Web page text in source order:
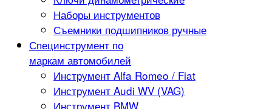
Наборы инструментов
Съемники подшипников ручные
Специнструмент по
маркам автомобилей
Инструмент Alfa Romeo / Fiat
Инструмент Audi WV (VAG)
Инструмент BMW